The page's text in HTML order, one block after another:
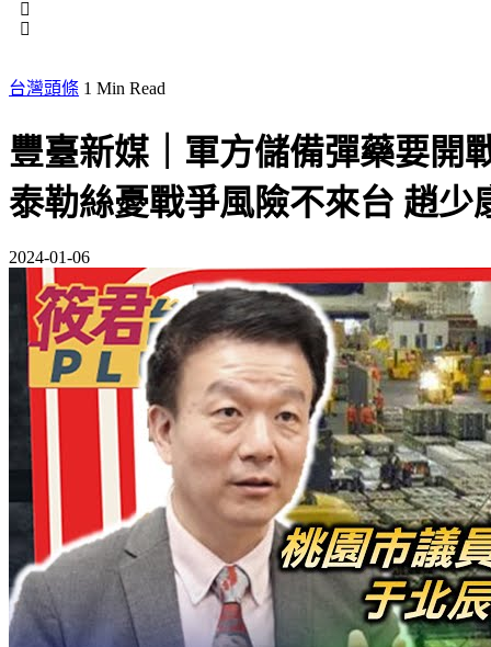
台灣頭條 1 Min Read
豐臺新媒｜軍方儲備彈藥要開
泰勒絲憂戰爭風險不來台 趙少
2024-01-06